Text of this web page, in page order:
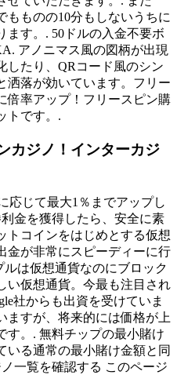
もものの10分もしないうちに
ます。. 50ドルの入金不要ボ
アノニマス風の図柄が出現
したり、QRコード風のシン
洒落が効いています。フリー
倍率アップ！フリースピン購
トです。.
カジノ！インターカジ
応じて最大1％までアップし
金を獲得したら、安全に素
トコインをはじめとする仮想
金が非常にスピーディーに行
ルは仮想通貨なのにブロック
い仮想通貨。今最も注目され
社からも出資を受けていま
ますが、将来的には価格が上
す。. 無料チップの最小賭け
いる通常の最小賭け金額と同
一覧を確認する このページ